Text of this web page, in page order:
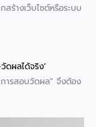
ร้างเว็บไซต์หรือระบบ
ดผลได้จริง’
การสอบวัดผล” จึงต้อง